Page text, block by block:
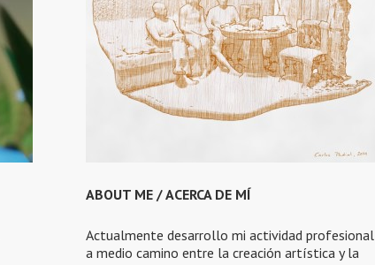
ABOUT ME / ACERCA DE MÍ
Actualmente desarrollo mi actividad profesional
a medio camino entre la creación artística y la